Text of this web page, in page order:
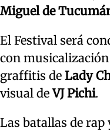
Miguel de
El Festival será
con
graffitis de Lady
visual deVJ Pichi.
Las batallas de rap